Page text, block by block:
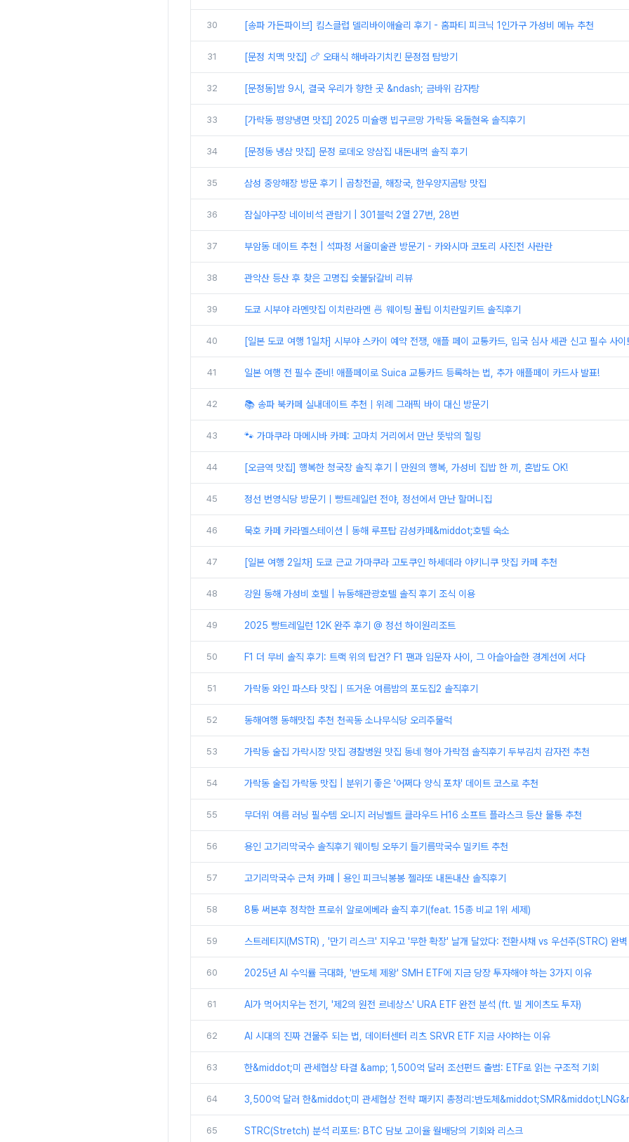
30 [송파 가든파이브] 킴스클럽 델리바이애슐리 후기 - 홈파티 피크닉 1인가구 가성비 메뉴 추천
31 [문정 치맥 맛집] 🍗 오태식 해바라기치킨 문정점 탐방기
32 [문정동]밤 9시, 결국 우리가 향한 곳 &ndash; 금바위 감자탕
33 [가락동 평양냉면 맛집] 2025 미슐랭 빕구르망 가락동 옥돌현옥 솔직후기
34 [문정동 냉삼 맛집] 문정 로데오 양삼집 내돈내먹 솔직 후기
35 삼성 중앙해장 방문 후기 | 곱창전골, 해장국, 한우양지곰탕 맛집
36 잠실야구장 네이비석 관람기 | 301블럭 2열 27번, 28번
37 부암동 데이트 추천 | 석파정 서울미술관 방문기 - 카와시마 코토리 사진전 사란란
38 관악산 등산 후 찾은 고명집 숯불닭갈비 리뷰
39 도쿄 시부야 라멘맛집 이치란라멘 🍜 웨이팅 꿀팁 이치란밀키트 솔직후기
40 [일본 도쿄 여행 1일차] 시부야 스카이 예약 전쟁, 애플 페이 교통카드, 입국 심사 세관 신고 필수 사이
41 일본 여행 전 필수 준비! 애플페이로 Suica 교통카드 등록하는 법, 추가 애플페이 카드사 발표!
42 📚 송파 북카페 실내데이트 추천｜위례 그래픽 바이 대신 방문기
43 🐾 가마쿠라 마메시바 카페: 고마치 거리에서 만난 뜻밖의 힐링
44 [오금역 맛집] 행복한 청국장 솔직 후기 | 만원의 행복, 가성비 집밥 한 끼, 혼밥도 OK!
45 정선 번영식당 방문기｜빵트레일런 전야, 정선에서 만난 할머니집
46 묵호 카페 카라멜스테이션 | 동해 루프탑 감성카페&middot;호텔 숙소
47 [일본 여행 2일차] 도쿄 근교 가마쿠라 고토쿠인 하세데라 야키니쿠 맛집 카페 추천
48 강원 동해 가성비 호텔 | 뉴동해관광호텔 솔직 후기 조식 이용
49 2025 빵트레일런 12K 완주 후기 @ 정선 하이원리조트
50 F1 더 무비 솔직 후기: 트랙 위의 탑건? F1 팬과 입문자 사이, 그 아슬아슬한 경계선에 서다
51 가락동 와인 파스타 맛집｜뜨거운 여름밤의 포도집2 솔직후기
52 동해여행 동해맛집 추천 천곡동 소나무식당 오리주물럭
53 가락동 술집 가락시장 맛집 경찰병원 맛집 동네 형아 가락점 솔직후기 두부김치 감자전 추천
54 가락동 술집 가락동 맛집 | 분위기 좋은 '어쩌다 양식 포차' 데이트 코스로 추천
55 무더위 여름 러닝 필수템 오니지 러닝벨트 클라우드 H16 소프트 플라스크 등산 물통 추천
56 용인 고기리막국수 솔직후기 웨이팅 오뚜기 들기름막국수 밀키트 추천
57 고기리막국수 근처 카페 | 용인 피크닉봉봉 젤라또 내돈내산 솔직후기
58 8통 써본후 정착한 프로쉬 알로에베라 솔직 후기(feat. 15종 비교 1위 세제)
59 스트레티지(MSTR) , '만기 리스크' 지우고 '무한 확장' 날개 달았다: 전환사채 vs 우선주(STRC) 완
60 2025년 AI 수익률 극대화, '반도체 제왕' SMH ETF에 지금 당장 투자해야 하는 3가지 이유
61 AI가 먹어치우는 전기, '제2의 원전 르네상스' URA ETF 완전 분석 (ft. 빌 게이츠도 투자)
62 AI 시대의 진짜 건물주 되는 법, 데이터센터 리츠 SRVR ETF 지금 사야하는 이유
63 한&middot;미 관세협상 타결 &amp; 1,500억 달러 조선펀드 출범: ETF로 읽는 구조적 기회
64 3,500억 달러 한&middot;미 관세협상 전략 패키지 총정리:반도체
65 STRC(Stretch) 분석 리포트: BTC 담보 고이율 월배당의 기회와 리스크